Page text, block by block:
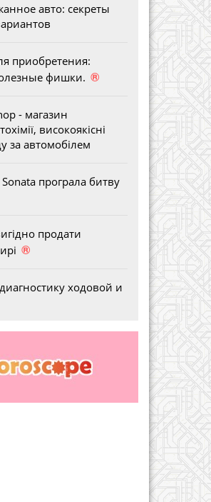
авто: секреты
приобретения:
фишки. ®
- магазин
високоякісні
за автомобілем
програла битву
продати
®
ходовой и